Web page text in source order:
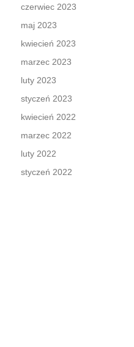
czerwiec 2023
maj 2023
kwiecień 2023
marzec 2023
luty 2023
styczeń 2023
kwiecień 2022
marzec 2022
luty 2022
styczeń 2022